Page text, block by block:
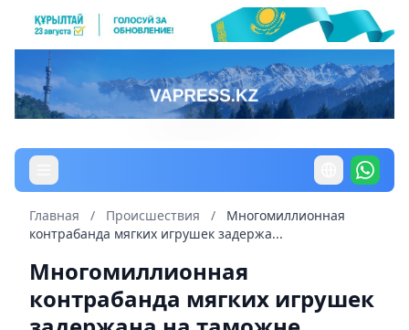
Главная / Происшествия /
Многомиллионная
контрабанда мягких игрушек задержа...
Многомиллионная
контрабанда мягких игрушек